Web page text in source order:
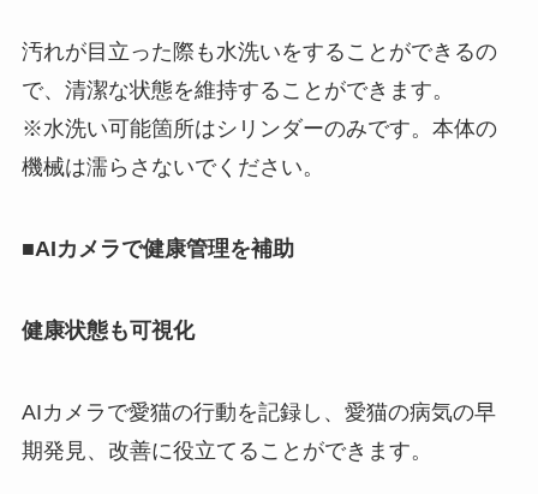
汚れが目立った際も水洗いをすることができるの
で、清潔な状態を維持することができます。
※水洗い可能箇所はシリンダーのみです。本体の
機械は濡らさないでください。
■AIカメラで健康管理を補助
健康状態も可視化
AIカメラで愛猫の行動を記録し、愛猫の病気の早
期発見、改善に役立てることができます。